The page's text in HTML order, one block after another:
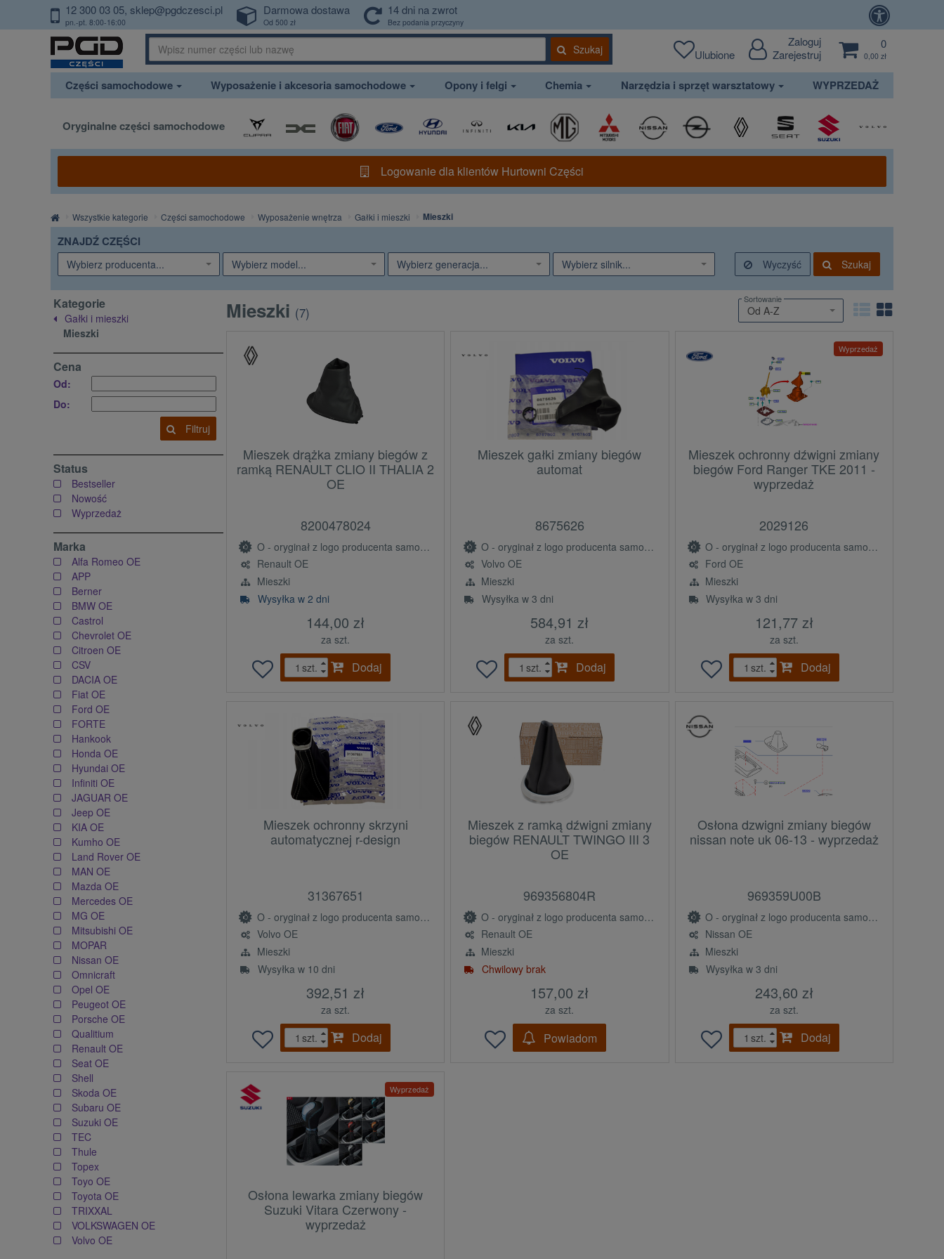
PrzejdzDoTresci
12 300 03 05 sklep@pgdczesci.pl
pn.-pt. 8:00-16:00
Darmowa dostawa
Od 500 zł
14 dni na zwrot
Bez podania przyczyny
Szukaj Ulubione
Zaloguj
Zarejestruj
0
0,00 zł
Części samochodowe Wyposażenie i akcesoria samochodowe Opony i felgi Chemia Narzędzia i sprzęt warsztatowy WYPRZEDAŻ
Oryginalne części samochodowe
Logowanie dla klientów Hurtowni Części
Strona
główna
Wszystkie kategorie Części samochodowe Wyposażenie wnętrza Gałki i mieszki Mieszki
ZNAJDŹ CZĘŚCI
Wybierz producenta... Wybierz model... Wybierz generacja... Wybierz silnik... Wyczyść Szukaj
Kategorie
Gałki i mieszki
Mieszki
Cena
Od:
Do:
Filtruj
Status
Bestseller
Nowość
Wyprzedaż
Marka
Alfa Romeo OE
APP
Berner
BMW OE
Castrol
Chevrolet OE
Citroen OE
CSV
DACIA OE
Fiat OE
Ford OE
FORTE
Hankook
Honda OE
Hyundai OE
Infiniti OE
JAGUAR OE
Jeep OE
KIA OE
Kumho OE
Land Rover OE
MAN OE
Mazda OE
Mercedes OE
MG OE
Mitsubishi OE
MOPAR
Nissan OE
Omnicraft
Opel OE
Peugeot OE
Porsche OE
Qualitium
Renault OE
Seat OE
Shell
Skoda OE
Subaru OE
Suzuki OE
TEC
Thule
Topex
Toyo OE
Toyota OE
TRIXXAL
VOLKSWAGEN OE
Volvo OE
Mieszki (7) Od A-Z
Sortowanie
Mieszek drążka zmiany biegów z
ramką RENAULT CLIO II THALIA 2
OE
8200478024
O - oryginał z logo producenta samochodu (OE)
Renault OE
Mieszki
Wysyłka w 2 dni
144,00 zł
za szt.
szt.
Dodaj
Mieszek gałki zmiany biegów
automat
8675626
O - oryginał z logo producenta samochodu (OE)
Volvo OE
Mieszki
Wysyłka w 3 dni
584,91 zł
za szt.
szt.
Dodaj
Wyprzedaż
Mieszek ochronny dźwigni zmiany
biegów Ford Ranger TKE 2011 -
wyprzedaż
2029126
O - oryginał z logo producenta samochodu (OE)
Ford OE
Mieszki
Wysyłka w 3 dni
121,77 zł
za szt.
szt.
Dodaj
Mieszek ochronny skrzyni
automatycznej r-design
31367651
O - oryginał z logo producenta samochodu (OE)
Volvo OE
Mieszki
Wysyłka w 10 dni
392,51 zł
za szt.
szt.
Dodaj
Mieszek z ramką dźwigni zmiany
biegów RENAULT TWINGO III 3
OE
969356804R
O - oryginał z logo producenta samochodu (OE)
Renault OE
Mieszki
Chwilowy brak
157,00 zł
za szt.
Powiadom
Osłona dzwigni zmiany biegów
nissan note uk 06-13 - wyprzedaż
969359U00B
O - oryginał z logo producenta samochodu (OE)
Nissan OE
Mieszki
Wysyłka w 3 dni
243,60 zł
za szt.
szt.
Dodaj
Wyprzedaż
Osłona lewarka zmiany biegów
Suzuki Vitara Czerwony -
wyprzedaż